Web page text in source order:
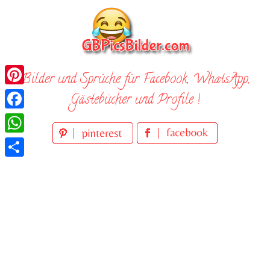
Bilder und Sprüche für Facebook, WhatsApp,
Gästebücher und Profile !
Pinterest
Facebook
WhatsApp